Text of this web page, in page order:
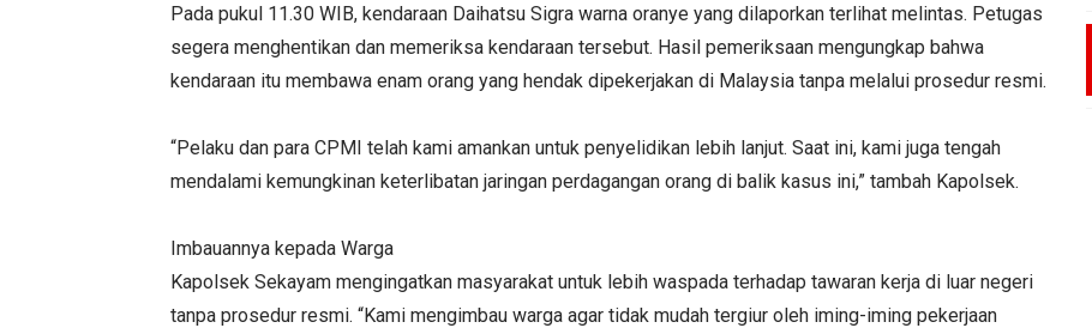
Pada pukul 11.30 WIB, kendaraan Daihatsu Sigra warna oranye yang dilaporkan terlihat melintas. Petugas
segera menghentikan dan memeriksa kendaraan tersebut. Hasil pemeriksaan mengungkap bahwa
kendaraan itu membawa enam orang yang hendak dipekerjakan di Malaysia tanpa melalui prosedur resmi.
“Pelaku dan para CPMI telah kami amankan untuk penyelidikan lebih lanjut. Saat ini, kami juga tengah
mendalami kemungkinan keterlibatan jaringan perdagangan orang di balik kasus ini,” tambah Kapolsek.
Imbauannya kepada Warga
Kapolsek Sekayam mengingatkan masyarakat untuk lebih waspada terhadap tawaran kerja di luar negeri
tanpa prosedur resmi. “Kami mengimbau warga agar tidak mudah tergiur oleh iming-iming pekerjaan